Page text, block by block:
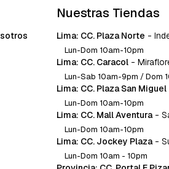
Nuestras Tiendas
Lima: CC. Plaza Norte -
Lun-Dom 10am-10pm
Lima: CC. Caracol -
Lun-Sab 10am-9pm / Dom
Lima: CC. Plaza San Miguel
Lun-Dom 10am-10pm
Lima: CC. Mall Aventura -
Lun-Dom 10am-10pm
Lima: CC. Jockey Plaza -
Lun-Dom 10am - 10pm